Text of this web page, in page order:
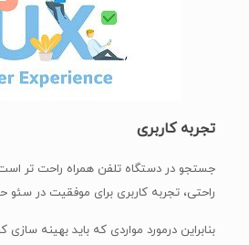
تجربه‌ کاربری
جستجو در دستگاه تلفن همراه راحت تر
راحتی، تجربه کاربری برای موفقیت در سئو
بنابراین درمورد مواردی که باید بهینه